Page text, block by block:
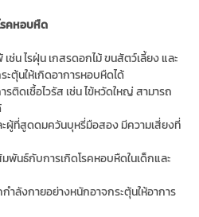
รคหอบหืด
น ไรฝุ่น เกสรดอกไม้ ขนสัตว์เลี้ยง และ
ตุ้นให้เกิดอาการหอบหืดได้
รติดเชื้อไวรัส เช่น ไข้หวัดใหญ่ สามารถ
ผู้ที่สูดดมควันบุหรี่มือสอง มีความเสี่ยงที่
พันธ์กับการเกิดโรคหอบหืดในเด็กและ
ำลังกายอย่างหนักอาจกระตุ้นให้อาการ